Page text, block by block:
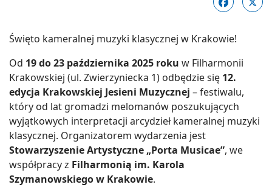
Święto kameralnej muzyki klasycznej w Krakowie!
Od 19 do 23 października 2025 roku w Filharmonii
Krakowskiej (ul. Zwierzyniecka 1) odbędzie się 12.
edycja Krakowskiej Jesieni Muzycznej – festiwalu,
który od lat gromadzi melomanów poszukujących
wyjątkowych interpretacji arcydzieł kameralnej muzyki
klasycznej. Organizatorem wydarzenia jest
Stowarzyszenie Artystyczne „Porta Musicae”, we
współpracy z Filharmonią im. Karola
Szymanowskiego w Krakowie.